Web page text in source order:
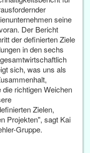
seine
Der Bericht
der definierten Ziele
in den sechs
sich, was uns als
richtigen Weichen
Zielen,
Projekten", sagt Kai
Gruppe.